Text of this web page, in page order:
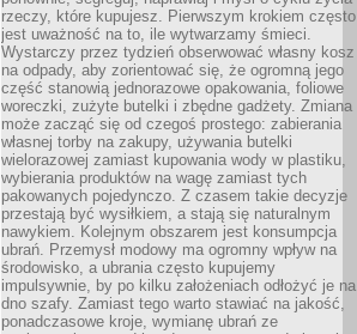
rzeczy, które kupujesz. Pierwszym krokiem często
jest uważność na to, ile wytwarzamy śmieci.
Wystarczy przez tydzień obserwować własny kosz
na odpady, aby zorientować się, że ogromną jego
część stanowią jednorazowe opakowania, foliowe
woreczki, zużyte butelki i zbędne gadżety. Zmiana
może zacząć się od czegoś prostego: zabierania
własnej torby na zakupy, używania butelki
wielorazowej zamiast kupowania wody w plastiku,
wybierania produktów na wagę zamiast tych
pakowanych pojedynczo. Z czasem takie decyzje
przestają być wysiłkiem, a stają się naturalnym
nawykiem. Kolejnym obszarem jest konsumpcja
ubrań. Przemysł modowy ma ogromny wpływ na
środowisko, a ubrania często kupujemy
impulsywnie, by po kilku założeniach odłożyć je na
dno szafy. Zamiast tego warto stawiać na jakość,
ponadczasowe kroje, wymianę ubrań ze